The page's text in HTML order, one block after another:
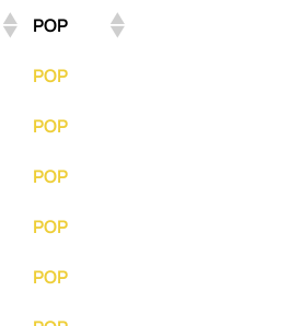
POP
POP
POP
POP
POP
POP
POP